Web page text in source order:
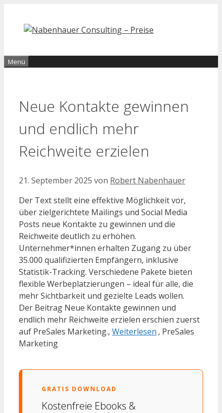
Inhalt
springen
Menü
Neue Kontakte gewinnen
und endlich mehr
Reichweite erzielen
21. September 2025 von Robert Nabenhauer
Der Text stellt eine effektive Möglichkeit vor,
über zielgerichtete Mailings und Social Media
Posts neue Kontakte zu gewinnen und die
Reichweite deutlich zu erhöhen.
Unternehmer*innen erhalten Zugang zu über
35.000 qualifizierten Empfängern, inklusive
Statistik-Tracking. Verschiedene Pakete bieten
flexible Werbeplatzierungen – ideal für alle, die
mehr Sichtbarkeit und gezielte Leads wollen.
Der Beitrag Neue Kontakte gewinnen und
endlich mehr Reichweite erzielen erschien zuerst
auf PreSales Marketing., Weiterlesen , PreSales
Marketing
GRATIS DOWNLOAD
Kostenfreie Ebooks &